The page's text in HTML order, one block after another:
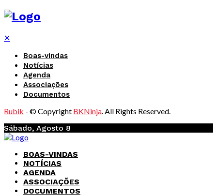
✕
Boas-vindas
Notícias
Agenda
Associações
Documentos
Rubik - © Copyright BKNinja. All Rights Reserved.
Sábado, Agosto 8
BOAS-VINDAS
NOTÍCIAS
AGENDA
ASSOCIAÇÕES
DOCUMENTOS